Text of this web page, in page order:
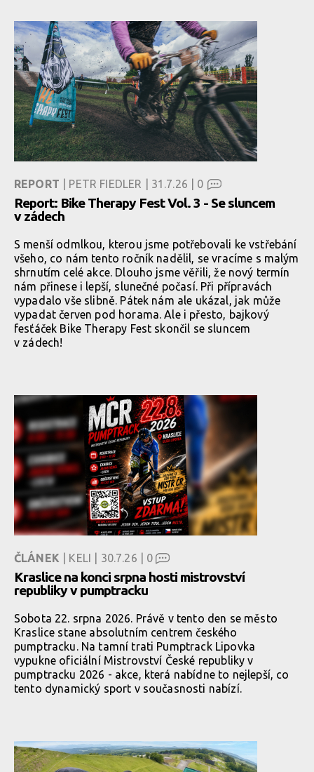
REPORT | PETR FIEDLER | 31.7.26 | 0
Report: Bike Therapy Fest Vol. 3 - Se sluncem
v zádech
S menší odmlkou, kterou jsme potřebovali ke vstřebání
všeho, co nám tento ročník nadělil, se vracíme s malým
shrnutím celé akce. Dlouho jsme věřili, že nový termín
nám přinese i lepší, slunečné počasí. Při přípravách
vypadalo vše slibně. Pátek nám ale ukázal, jak může
vypadat červen pod horama. Ale i přesto, bajkový
fesťáček Bike Therapy Fest skončil se sluncem
v zádech!
ČLÁNEK | KELI | 30.7.26 | 0
Kraslice na konci srpna hosti mistrovství
republiky v pumptracku
Sobota 22. srpna 2026. Právě v tento den se město
Kraslice stane absolutním centrem českého
pumptracku. Na tamní trati Pumptrack Lipovka
vypukne oficiální Mistrovství České republiky v
pumptracku 2026 - akce, která nabídne to nejlepší, co
tento dynamický sport v současnosti nabízí.